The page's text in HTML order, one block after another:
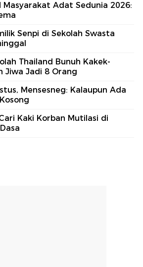
Masyarakat Adat Sedunia 2026:
Senpi di Sekolah Swasta
Thailand Bunuh Kakek-
Jiwa Jadi 8 Orang
Mensesneg: Kalaupun Ada
Kaki Korban Mutilasi di